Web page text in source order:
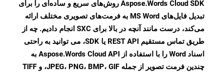
Aspose.Words Cloud SDK روش‌های سریع و ساده‌ای را برای
تبدیل فایل‌های MS Word به فرمت‌های تصویری مختلف ارائه
می‌کند، درست مانند آنچه در بالا برای SXC انجام دادیم. چه از
طریق تماس مستقیم REST API یا SDK، می توانید به راحتی
اسناد Word را با استفاده از Aspose.Words Cloud API به
چندین فرمت تصویر از جمله JPEG، PNG، BMP، GIF، و TIFF